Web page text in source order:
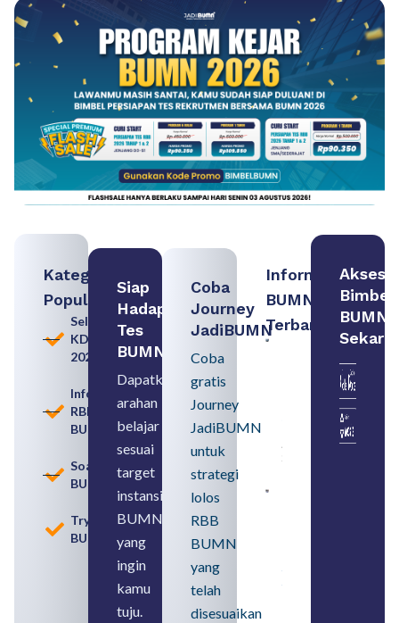
Kategori
Populer
Seleksi
KDKMP
2026
Informasi
RBB
BUMN
Soal
BUMN
Tryout
BUMN
Siap
Hadapi
Tes
BUMN
Dapatkan
arahan
belajar
sesuai
target
instansi
BUMN
yang
ingin
kamu
tuju.
Coba
Journey
JadiBUMN
Coba
gratis
Journey
JadiBUMN
untuk
strategi
lolos
RBB
BUMN
yang
telah
disesuaikan
Informasi
BUMN
Terbaru:
Pengertian,
Perbedaan,
serta Jenis
August 6,
2026
SMA
Syarat,
Akses
Bimbel
BUMN